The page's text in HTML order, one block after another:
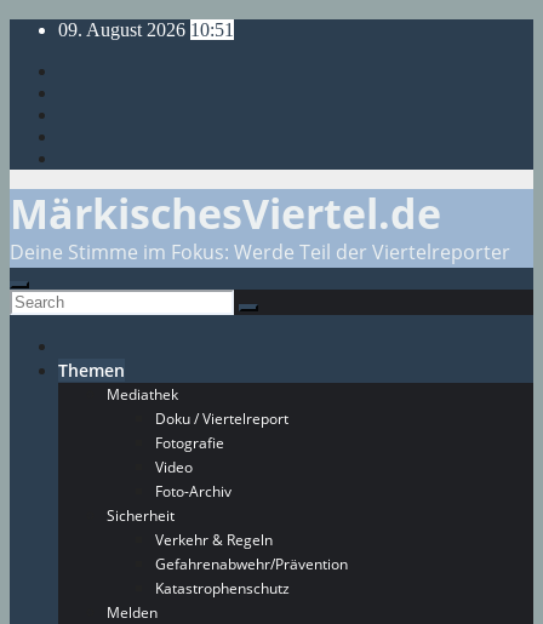
Skip
content
09. August 2026 10:51
MärkischesViertel.de
Deine Stimme im Fokus: Werde Teil der Viertelreporter
Themen
Mediathek
Doku / Viertelreport
Fotografie
Video
Foto-Archiv
Sicherheit
Verkehr & Regeln
Gefahrenabwehr/Prävention
Katastrophenschutz
Melden